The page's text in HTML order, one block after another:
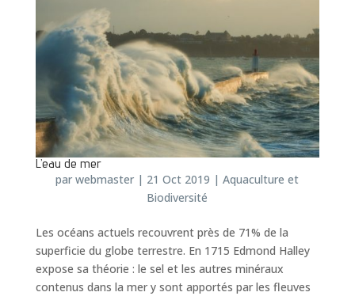
L’eau de mer
parwebmaster | 21 Oct 2019 |Aquaculture et
Biodiversité
Les océans actuels recouvrent près de 71% de la
superficie du globe terrestre. En 1715 Edmond Halley
expose sa théorie : le sel et les autres minéraux
contenus dans la mer y sont apportés par les fleuves